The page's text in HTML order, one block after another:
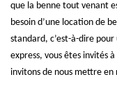
que la benne tout venant
besoin d’une location de
standard, c’est-à-dire
express, vous êtes invités
invitons de nous mettre en